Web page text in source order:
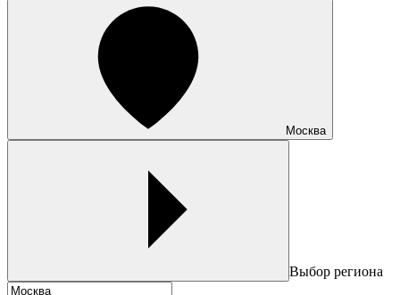
Москва
Выбор региона